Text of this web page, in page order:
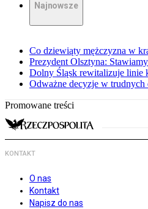
Najnowsze
Co dziewiąty mężczyzna w
Prezydent Olsztyna:
Dolny Śląsk rewitalizuje linie
Odważne decyzje w trudnych
Promowane treści
KONTAKT
O nas
Kontakt
Napisz do nas